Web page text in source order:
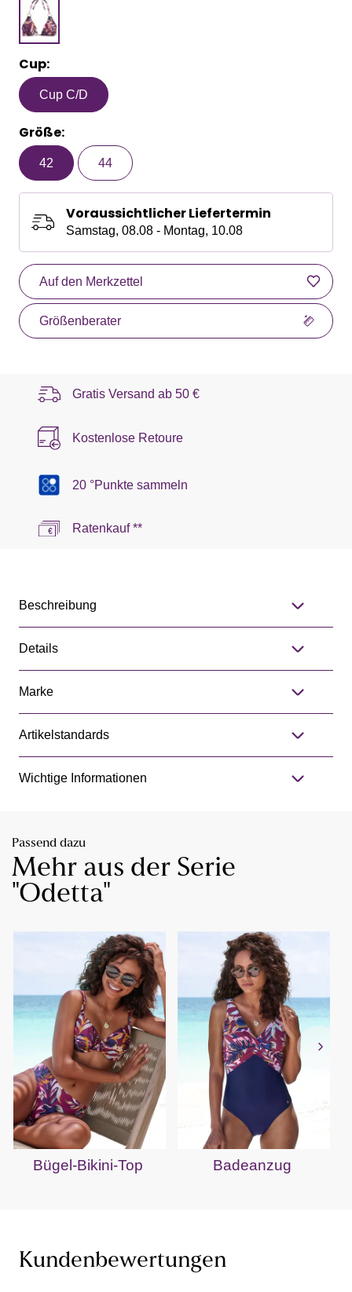
Cup:
Cup C/D
Größe:
42 44
Voraussichtlicher Liefertermin
Samstag, 08.08 - Montag, 10.08
Auf den Merkzettel
Größenberater
Gratis Versand ab 50 €
Kostenlose Retoure
20 °Punkte sammeln
Ratenkauf **
Beschreibung
Details
Marke
Artikelstandards
Wichtige Informationen
Passend dazu
Mehr aus der Serie
"Odetta"
Bügel-Bikini-Top Badeanzug
Kundenbewertungen